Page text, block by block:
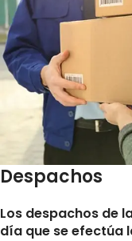
Despachos
Los despachos de
día que se efectúa